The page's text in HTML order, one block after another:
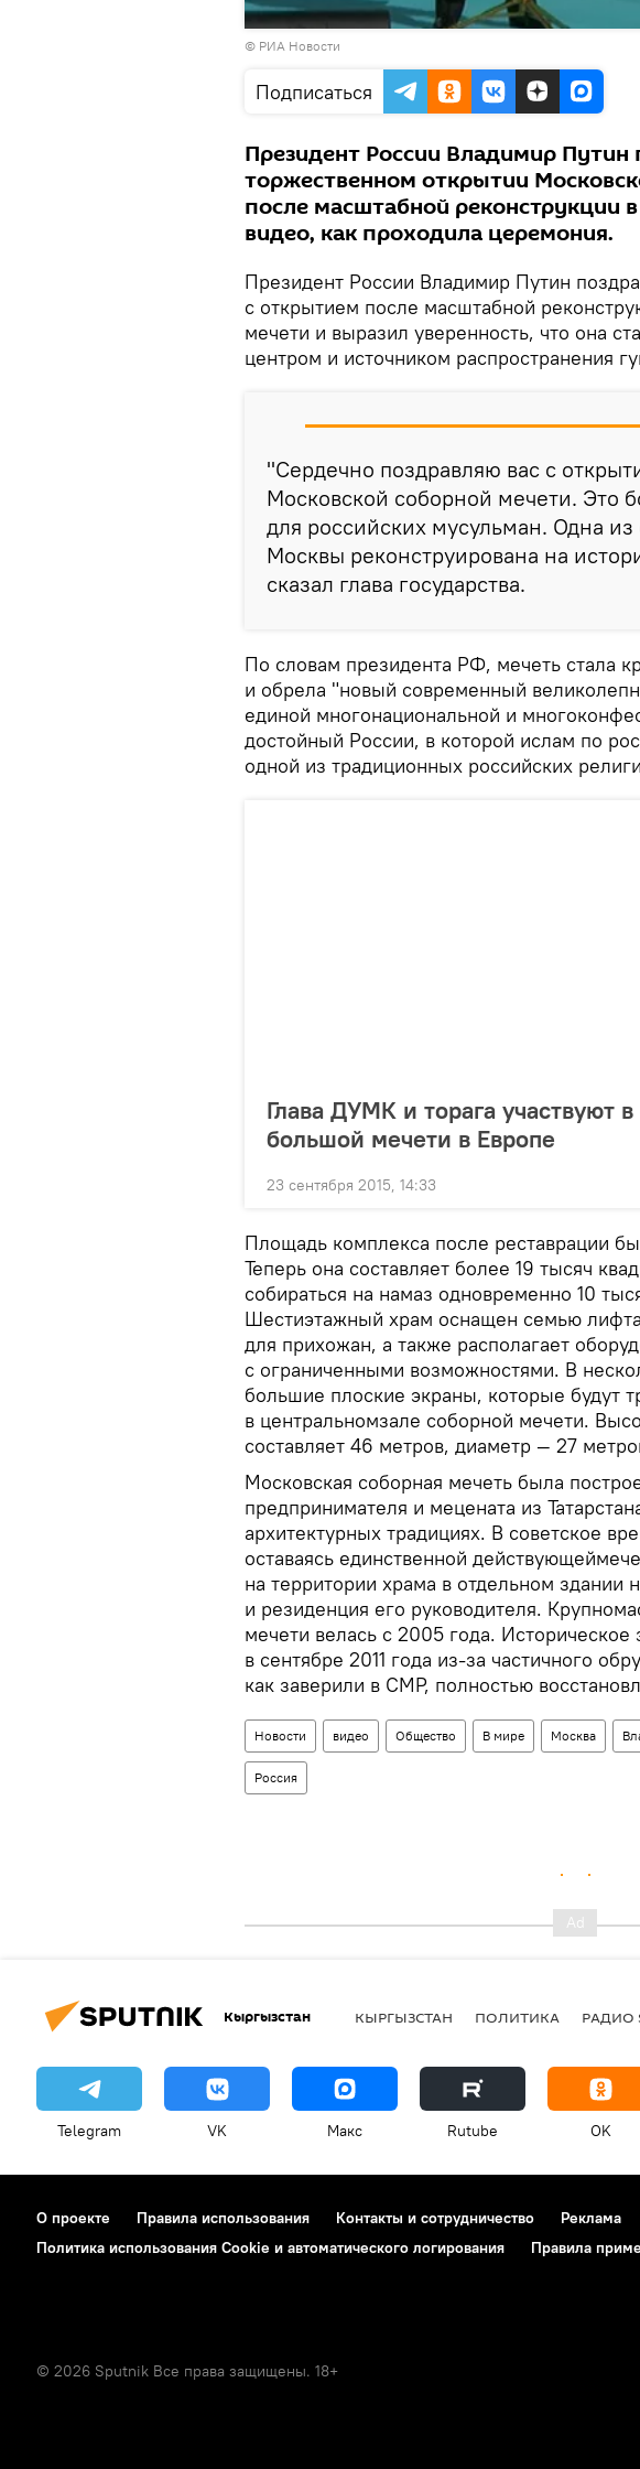
Воспроизвести
видео
© РИА Новости
Подписаться
Президент России Владимир Путин
торжественном открытии
после масштабной реконструкции
видео, как проходила церемония.
Президент России Владимир Путин
с открытием после масштабной
мечети и выразил уверенность, что она
центром и источником распространения
"Сердечно поздравляю вас с
Московской соборной мечети. Это
для российских мусульман. Одна
Москвы реконструирована на
сказал глава государства.
По словам президента РФ, мечеть стала
и обрела "новый современный
единой многонациональной и
достойный России, в которой ислам по
одной из традиционных российских
Глава ДУМК и торага участвуют
большой мечети в Европе
23 сентября 2015, 14:33
Площадь комплекса после реставрации
Теперь она составляет более 19 тысяч
собираться на намаз одновременно 10
Шестиэтажный храм оснащен семью
для прихожан, а также располагает
с ограниченными возможностями. В
большие плоские экраны, которые будут
в центральномзале соборной мечети.
составляет 46 метров, диаметр — 27
Московская соборная мечеть была
предпринимателя и мецената из
архитектурных традициях. В советское
оставаясь единственной
на территории храма в отдельном здании
и резиденция его руководителя.
мечети велась с 2005 года. Историческое
в сентябре 2011 года из-за частичного
как заверили в СМР, полностью
Новости видео Общество В мире Москва
Россия
Кыргызстан КЫРГЫЗСТАН ПОЛИТИКА РАДИО
Telegram VK Макс Rutube OK
О проекте Правила использования Контакты и сотрудничество Реклама
Политика использования Cookie и автоматического логирования
Правила
© 2026 Sputnik Все права защищены. 18+